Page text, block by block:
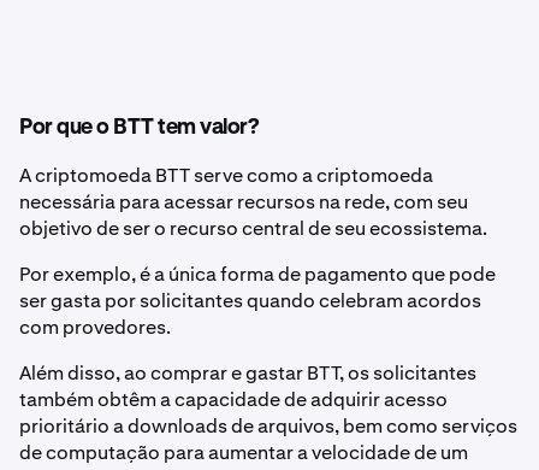
Por que o BTT tem valor?
A criptomoeda BTT serve como a criptomoeda
necessária para acessar recursos na rede, com seu
objetivo de ser o recurso central de seu ecossistema.
Por exemplo, é a única forma de pagamento que pode
ser gasta por solicitantes quando celebram acordos
com provedores.
Além disso, ao comprar e gastar BTT, os solicitantes
também obtêm a capacidade de adquirir acesso
prioritário a downloads de arquivos, bem como serviços
de computação para aumentar a velocidade de um